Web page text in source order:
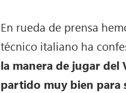
En rueda de prensa
técnico italiano ha
la manera de jugar del
partido muy bien para